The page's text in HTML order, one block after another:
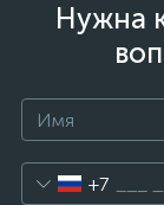
Нужна
+7